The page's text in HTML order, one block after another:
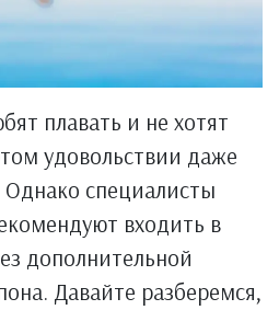
плавать и не хотят
удовольствии даже
специалисты
входить в
дополнительной
Давайте разберемся,